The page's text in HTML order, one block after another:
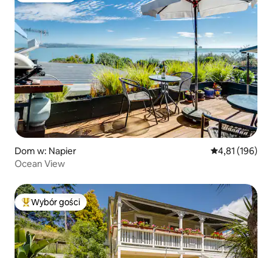
Dom w: Napier Średnia
4,81 (196)
Ocean View
Najpopularniejsze z kategorii Wybór gości
Wybór gości